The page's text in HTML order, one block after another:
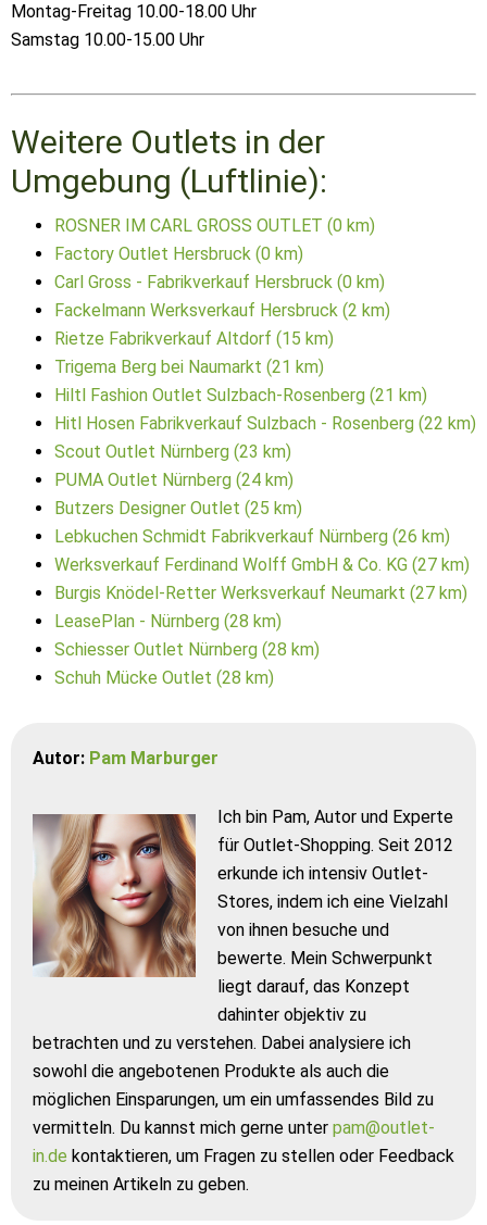
Montag-Freitag 10.00-18.00 Uhr
Samstag 10.00-15.00 Uhr
Weitere Outlets in der
Umgebung (Luftlinie):
ROSNER IM CARL GROSS OUTLET (0 km)
Factory Outlet Hersbruck (0 km)
Carl Gross - Fabrikverkauf Hersbruck (0 km)
Fackelmann Werksverkauf Hersbruck (2 km)
Rietze Fabrikverkauf Altdorf (15 km)
Trigema Berg bei Naumarkt (21 km)
Hiltl Fashion Outlet Sulzbach-Rosenberg (21 km)
Hitl Hosen Fabrikverkauf Sulzbach - Rosenberg (22 km)
Scout Outlet Nürnberg (23 km)
PUMA Outlet Nürnberg (24 km)
Butzers Designer Outlet (25 km)
Lebkuchen Schmidt Fabrikverkauf Nürnberg (26 km)
Werksverkauf Ferdinand Wolff GmbH & Co. KG (27 km)
Burgis Knödel-Retter Werksverkauf Neumarkt (27 km)
LeasePlan - Nürnberg (28 km)
Schiesser Outlet Nürnberg (28 km)
Schuh Mücke Outlet (28 km)
Autor: Pam Marburger
Ich bin Pam, Autor und Experte
für Outlet-Shopping. Seit 2012
erkunde ich intensiv Outlet-
Stores, indem ich eine Vielzahl
von ihnen besuche und
bewerte. Mein Schwerpunkt
liegt darauf, das Konzept
dahinter objektiv zu
betrachten und zu verstehen. Dabei analysiere ich
sowohl die angebotenen Produkte als auch die
möglichen Einsparungen, um ein umfassendes Bild zu
vermitteln. Du kannst mich gerne unter pam@outlet-
in.de kontaktieren, um Fragen zu stellen oder Feedback
zu meinen Artikeln zu geben.